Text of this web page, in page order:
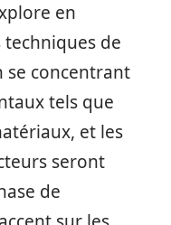
en
de
se concentrant
tels que
et les
seront
de